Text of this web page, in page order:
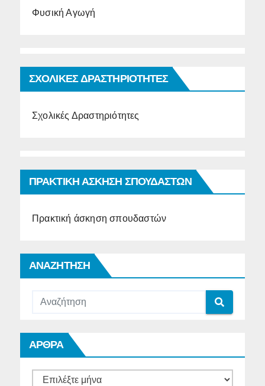
Φυσική Αγωγή
ΣΧΟΛΙΚΕΣ ΔΡΑΣΤΗΡΙΟΤΗΤΕΣ
Σχολικές Δραστηριότητες
ΠΡΑΚΤΙΚΗ ΑΣΚΗΣΗ ΣΠΟΥΔΑΣΤΩΝ
Πρακτική άσκηση σπουδαστών
ΑΝΑΖΗΤΗΣΗ
ΑΡΘΡΑ
ΑΡΘΡΑ